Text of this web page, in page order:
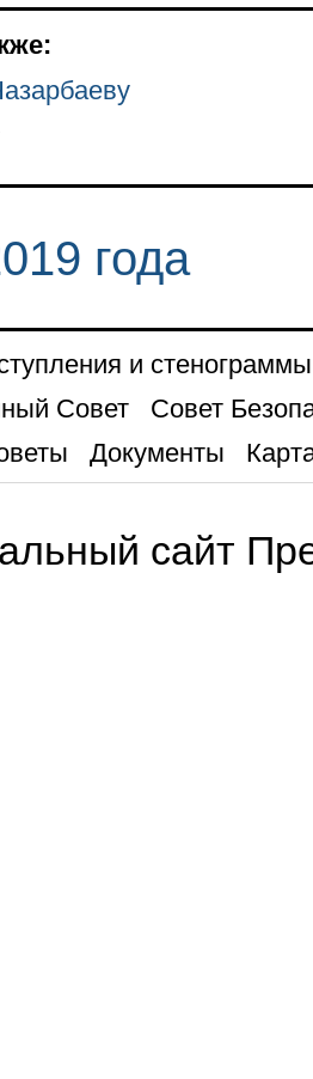
года
и стенограммы
Совет
Совет
Документы
сайт